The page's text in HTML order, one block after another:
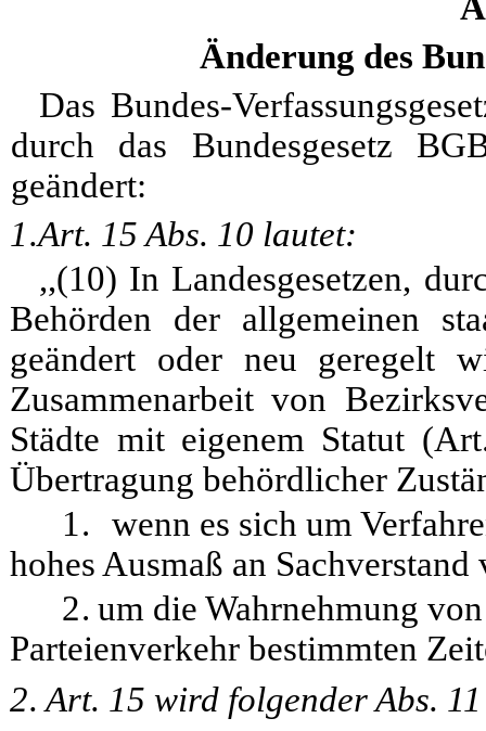
Änderung des
Das Bundes-
durch das Bundesgesetz
geändert:
1.Art. 15 Abs. 10 lautet:
,,(10) In Landesgesetzen,
Behörden der allgemeinen
geändert oder neu geregelt
Zusammenarbeit von
Städte mit eigenem Statut
Übertragung behördlicher
1.
wenn es sich um
hohes Ausmaß an Sachverstand
2. um die Wahrnehmung
Parteienverkehr bestimmten
2. Art. 15 wird folgender Abs.